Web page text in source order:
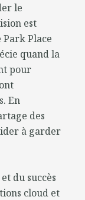
le
est
Place
quand la
pour
En
des
à garder
du succès
cloud et